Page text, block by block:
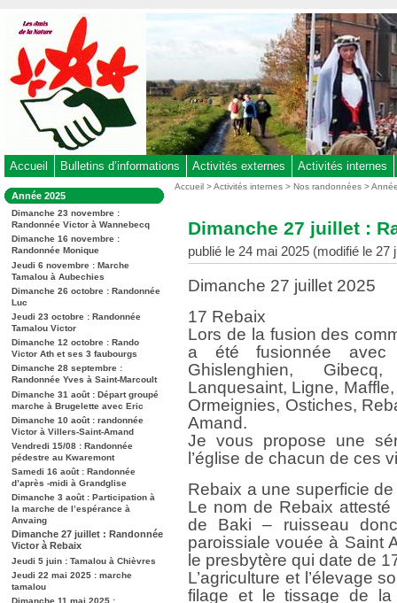
au
contenu
-
Aller
au
menu
-
à
la
recherche
Accueil Bulletins d’informations Activités externes Activités internes
Dans
la
rubrique
:
Année 2025
Dimanche 23 novembre :
Randonnée Victor à Wannebecq
Dimanche 16 novembre :
Randonnée Monique
Jeudi 6 novembre : Marche
Tamalou à Aubechies
Dimanche 26 octobre : Randonnée
Luc
Jeudi 23 octobre : Randonnée
Tamalou Victor
Dimanche 12 octobre : Rando
Victor Ath et ses 3 faubourgs
Dimanche 28 septembre :
Randonnée Yves à Saint-Marcoult
Dimanche 31 août : Départ groupé
marche à Brugelette avec Eric
Dimanche 10 août : randonnée
Victor à Villers-Saint-Amand
Vendredi 15/08 : Randonnée
pédestre au Kwaremont
Samedi 16 août : Randonnée
d’après -midi à Grandglise
Dimanche 3 août : Participation à
la marche de l’espérance à
Anvaing
Dimanche 27 juillet : Randonnée
Victor à Rebaix
Jeudi 5 juin : Tamalou à Chièvres
Jeudi 22 mai 2025 : marche
tamalou
Dimanche 11 mai 2025 :
Vous
Accueil >Activités internes >Nos randonnées>
Dimanche 27 juillet :
publié le 24 mai 2025 (modifié le 27
Dimanche 27 juillet 2025
17 Rebaix
Lors de la fusion des
a été fusionnée avec
Ghislenghien,
Lanquesaint, Ligne,
Ormeignies, Ostiches,
Amand.
Je vous propose une
l’église de chacun de ces
Rebaix a une superficie
Le nom de Rebaix
de Baki – ruisseau
paroissiale vouée à Saint
le presbytère qui date de
L’agriculture et l’élevage
filage et le tissage de la